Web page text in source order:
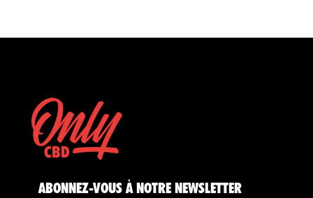
ABONNEZ-VOUS À NOTRE NEWSLETTER